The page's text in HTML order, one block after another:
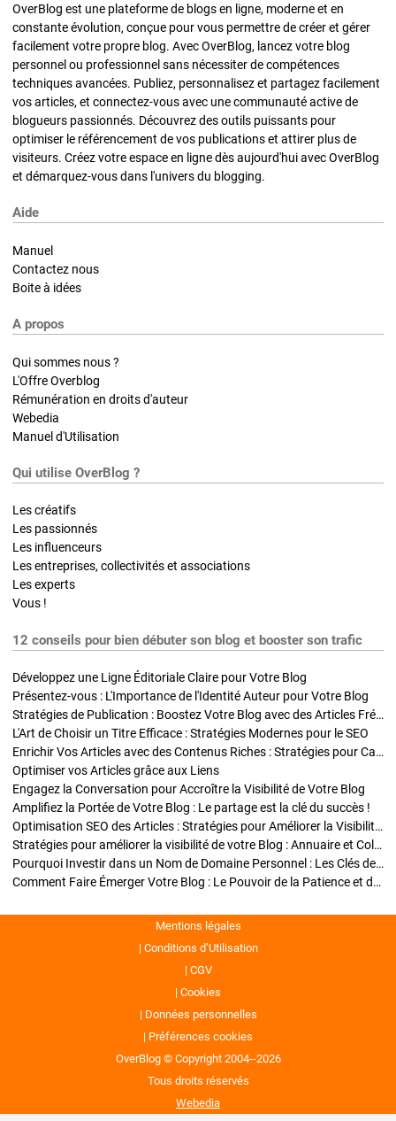
OverBlog est une plateforme de blogs en ligne, moderne et en
constante évolution, conçue pour vous permettre de créer et gérer
facilement votre propre blog. Avec OverBlog, lancez votre blog
personnel ou professionnel sans nécessiter de compétences
techniques avancées. Publiez, personnalisez et partagez facilement
vos articles, et connectez-vous avec une communauté active de
blogueurs passionnés. Découvrez des outils puissants pour
optimiser le référencement de vos publications et attirer plus de
visiteurs. Créez votre espace en ligne dès aujourd'hui avec OverBlog
et démarquez-vous dans l'univers du blogging.
Aide
Manuel
Contactez nous
Boite à idées
A propos
Qui sommes nous ?
L'Offre Overblog
Rémunération en droits d'auteur
Webedia
Manuel d'Utilisation
Qui utilise OverBlog ?
Les créatifs
Les passionnés
Les influenceurs
Les entreprises, collectivités et associations
Les experts
Vous !
12 conseils pour bien débuter son blog et booster son trafic
Développez une Ligne Éditoriale Claire pour Votre Blog
Présentez-vous : L'Importance de l'Identité Auteur pour Votre Blog
Stratégies de Publication : Boostez Votre Blog avec des Articles Fréquents et Exclusifs
L'Art de Choisir un Titre Efficace : Stratégies Modernes pour le SEO
Enrichir Vos Articles avec des Contenus Riches : Stratégies pour Captiver et Optimiser
Optimiser vos Articles grâce aux Liens
Engagez la Conversation pour Accroître la Visibilité de Votre Blog
Amplifiez la Portée de Votre Blog : Le partage est la clé du succès !
Optimisation SEO des Articles : Stratégies pour Améliorer la Visibilité de Votre Blog
Stratégies pour améliorer la visibilité de votre Blog : Annuaire et Collaborations
Pourquoi Investir dans un Nom de Domaine Personnel : Les Clés de la Réussite de Votre Blog
Comment Faire Émerger Votre Blog : Le Pouvoir de la Patience et de la Persévérance
Mentions légales
Conditions d’Utilisation
CGV
Cookies
Données personnelles
Préférences cookies
OverBlog © Copyright 2004--2026
Tous droits réservés
Webedia